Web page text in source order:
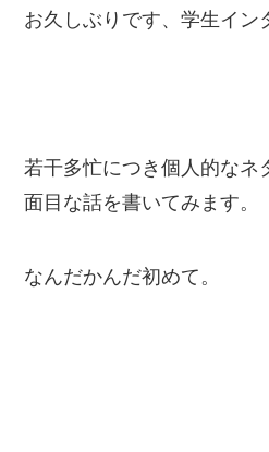
お久しぶりです、学生イン
若干多忙につき個人的なネ
面目な話を書いてみます。
なんだかんだ初めて。